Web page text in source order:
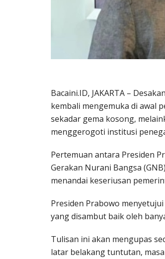
Bacaini.ID, JAKARTA –
kembali mengemuka di awal
sekadar gema kosong,
menggerogoti institusi
Pertemuan antara Presiden
Gerakan Nurani Bangsa
menandai keseriusan
Presiden Prabowo
yang disambut baik oleh
Tulisan ini akan mengupas
latar belakang tuntutan,